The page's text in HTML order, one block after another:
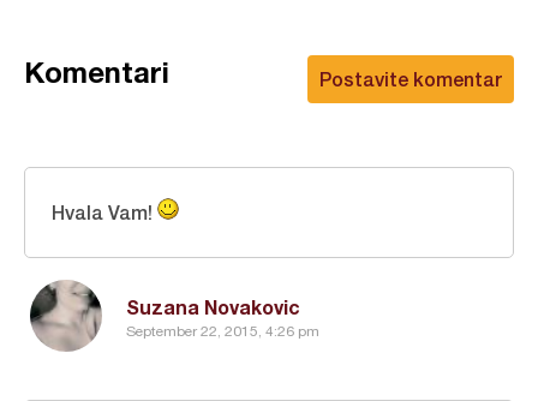
Postavite komentar
Komentari
Suzana Novakovic
September 22, 2015, 4:26 pm
Hvala Vam!